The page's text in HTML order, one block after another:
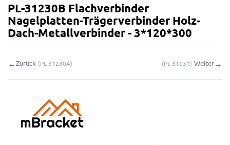
Über uns
Downloads
Meine Anfragen
PL-31230B Flachverbinder
Nagelplatten-Trägerverbinder Holz-
Dach-Metallverbinder - 3*120*300
←Zurück (PL-31230A) (PL-31031) Weiter→